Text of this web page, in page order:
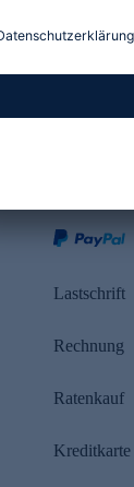
Lastschrift
Rechnung
Ratenkauf
Kreditkarte